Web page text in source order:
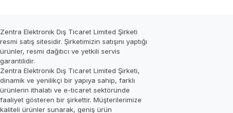
Zentra Elektronik Dış Ticaret Limited Şirketi
resmi satış sitesidir. Şirketimizin satışını yaptığı
ürünler, resmi dağıtıcı ve yetkili servis
garantilidir.
Zentra Elektronik Dış Ticaret Limited Şirketi,
dinamik ve yenilikçi bir yapıya sahip, farklı
ürünlerin ithalatı ve e-ticaret sektöründe
faaliyet gösteren bir şirkettir. Müşterilerimize
kaliteli ürünler sunarak, geniş ürün